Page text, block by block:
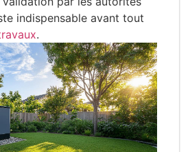
indispensable avant tout
.